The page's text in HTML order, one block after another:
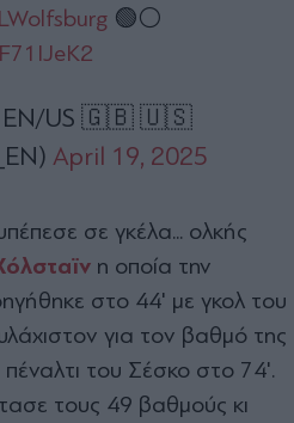
🟢⚪️
EN/US 🇬🇧 🇺🇸
April 19, 2025
σε γκέλα... ολκής
η οποία την
στο 44' με γκολ του
για τον βαθμό της
του Σέσκο στο 74'.
τους 49 βαθμούς κι